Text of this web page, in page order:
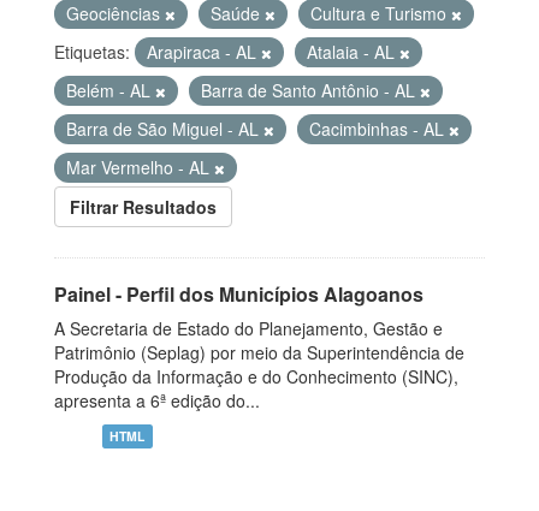
Geociências
Saúde
Cultura e Turismo
Etiquetas:
Arapiraca - AL
Atalaia - AL
Belém - AL
Barra de Santo Antônio - AL
Barra de São Miguel - AL
Cacimbinhas - AL
Mar Vermelho - AL
Filtrar Resultados
Painel - Perfil dos Municípios Alagoanos
A Secretaria de Estado do Planejamento, Gestão e
Patrimônio (Seplag) por meio da Superintendência de
Produção da Informação e do Conhecimento (SINC),
apresenta a 6ª edição do...
HTML